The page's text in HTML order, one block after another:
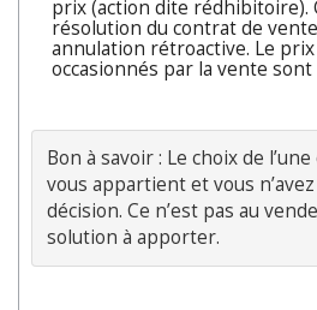
prix (action dite rédhibitoire).
résolution du contrat de
annulation rétroactive. Le
occasionnés par la vente
Bon à savoir : Le choix de
vous appartient et vous
décision. Ce n’est pas au
solution à apporter.